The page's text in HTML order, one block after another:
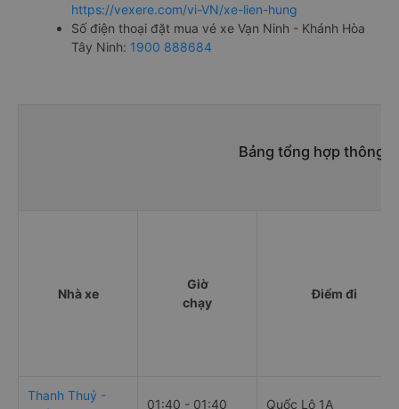
https://vexere.com/vi-VN/xe-lien-hung
Số điện thoại đặt mua vé xe Vạn Ninh - Khánh Hòa
Tây Ninh: 1900 888684
Bảng tổng hợp thông
Nhà xe
Giờ
chạy
Điểm đi
Thanh Thuỷ -
01:40 - 01:40 Quốc Lộ 1A